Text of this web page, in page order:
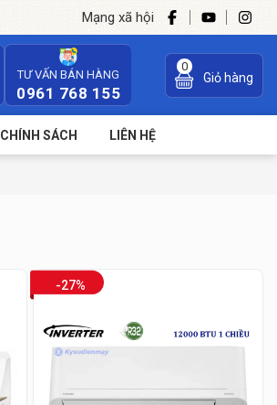
Mạng xã hội
TƯ VẤN BÁN HÀNG
0961 768 155
0
Giỏ hàng
CHÍNH SÁCH LIÊN HỆ
-27%